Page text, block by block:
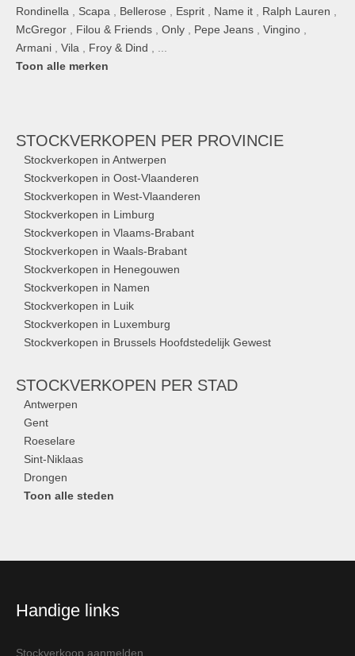
Rondinella
Scapa Bellerose Esprit Name it Ralph Lauren
McGregor
Filou & Friends Only Pepe Jeans Vingino
Armani
Vila Froy & Dind
Toon alle merken
STOCKVERKOPEN PER PROVINCIE
Stockverkopen in Antwerpen
Stockverkopen in Oost-Vlaanderen
Stockverkopen in West-Vlaanderen
Stockverkopen in Limburg
Stockverkopen in Vlaams-Brabant
Stockverkopen in Waals-Brabant
Stockverkopen in Henegouwen
Stockverkopen in Namen
Stockverkopen in Luik
Stockverkopen in Luxemburg
Stockverkopen in Brussels Hoofdstedelijk Gewest
STOCKVERKOPEN PER STAD
Antwerpen
Gent
Roeselare
Sint-Niklaas
Drongen
Toon alle steden
Handige links
Stockverkoop aanmelden